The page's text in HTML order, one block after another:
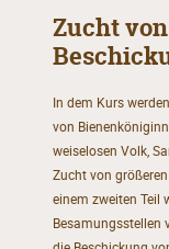
Zucht
In dem Kurs
von
weiselosen Volk,
Zucht von
einem zweiten Teil
Besamungsstellen